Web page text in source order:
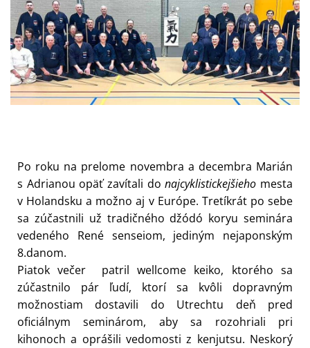
Po roku na prelome novembra a decembra Marián
s Adrianou opäť zavítali donajcyklistickejšieho mesta
v Holandsku a možno aj v Európe. Tretíkrát po sebe
sa zúčastnili už tradičného džódó koryu seminára
vedeného René senseiom, jediným nejaponským
8.danom.
Piatok večer patril wellcome keiko, ktorého sa
zúčastnilo pár ľudí, ktorí sa kvôli dopravným
možnostiam dostavili do Utrechtu deň pred
oficiálnym seminárom, aby sa rozohriali pri
kihonoch a oprášili vedomosti z kenjutsu. Neskorý